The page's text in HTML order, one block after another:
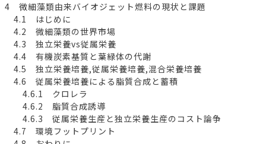
4 微細藻類由来バイオジェット燃料の現状と課題
4.1 はじめに
4.2 微細藻類の世界市場
4.3 独立栄養vs従属栄養
4.4 有機炭素基質と葉緑体の代謝
4.5 独立栄養培養,従属栄養培養,混合栄養培養
4.6 従属栄養培養による脂質合成と蓄積
4.6.1 クロレラ
4.6.2 脂質合成誘導
4.6.3 従属栄養生産と独立栄養生産のコスト論争
4.7 環境フットプリント